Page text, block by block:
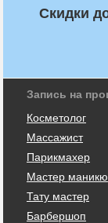
Скидки
Запись на
Косметолог
Массажист
Парикмахер
Мастер
Тату мастер
Барбершоп